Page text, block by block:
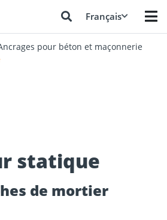
Français
pour béton et maçonnerie
statique
de mortier